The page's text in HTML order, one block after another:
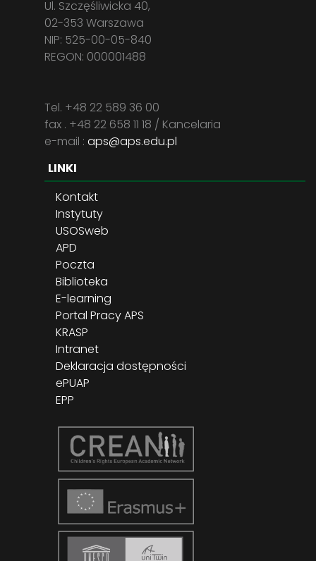
Ul. Szczęśliwicka 40,
02-353 Warszawa
NIP: 525-00-05-840
REGON: 000001488
Tel. +48 22 589 36 00
fax . +48 22 658 11 18 / Kancelaria
e-mail : aps@aps.edu.pl
LINKI
Kontakt
Instytuty
USOSweb
APD
Poczta
Biblioteka
E-learning
Portal Pracy APS
KRASP
Intranet
Deklaracja dostępności
ePUAP
EPP